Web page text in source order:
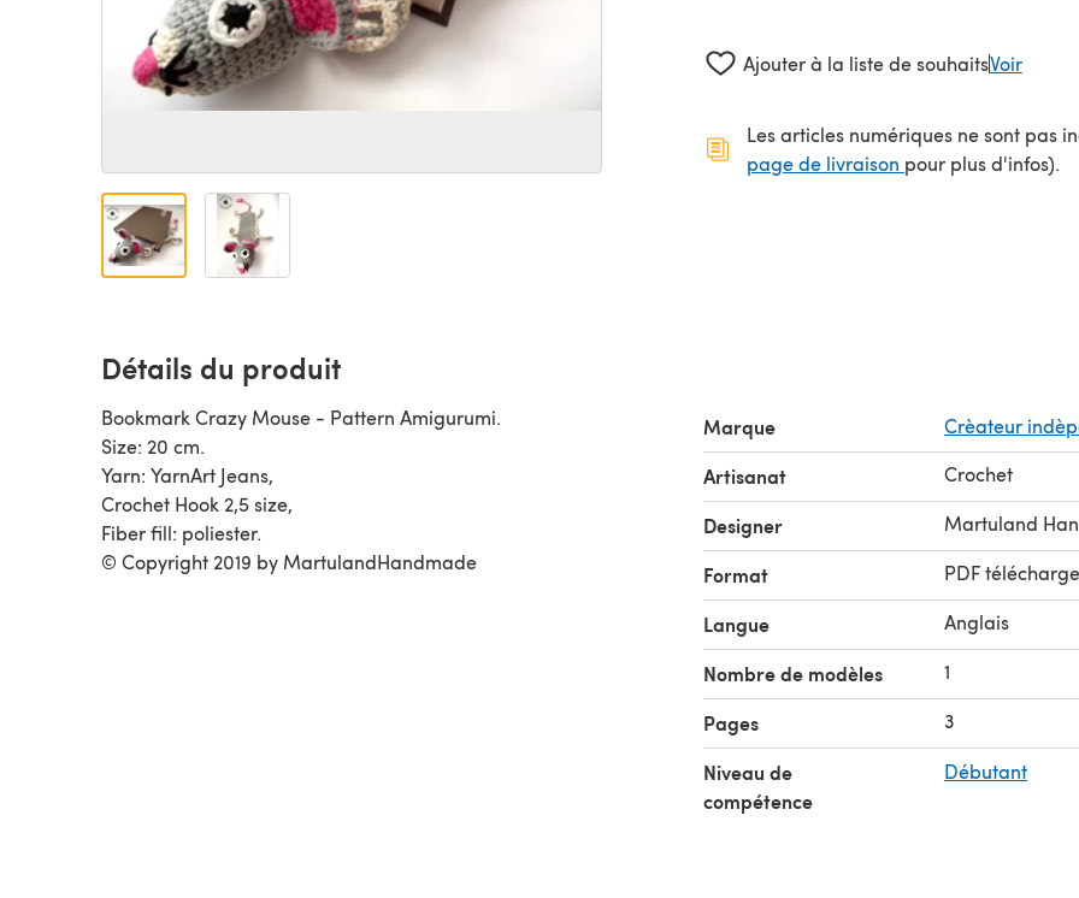
Ajouter à la liste de souhaitsVoir
Les articles numériques ne sont pas
page de livraison (s'ouvre dans un
pour plus d'infos).
Détails du produit
Bookmark Crazy Mouse - Pattern Amigurumi.
Size: 20 cm.
Yarn: YarnArt Jeans,
Crochet Hook 2,5 size,
Fiber fill: poliester.
© Copyright 2019 by MartulandHandmade
Marque Crèateur
Artisanat Crochet
Designer Martuland
Format PDF
Langue Anglais
Nombre de modèles 1
Pages 3
Niveau de
compétence
Débutant